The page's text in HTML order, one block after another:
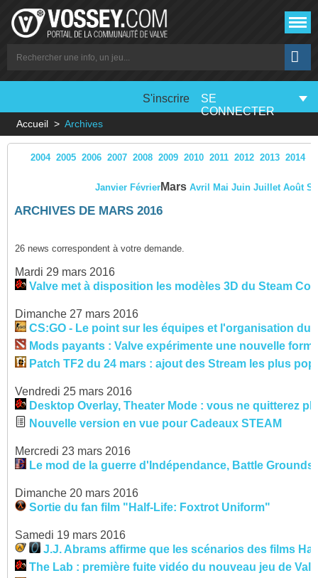
S'inscrire
SE
CONNECTER
Accueil Archives
2004 2005 2006 2007 2008 2009 2010 2011 2012 2013 2014
Janvier Février Mars Avril Mai Juin Juillet Août
ARCHIVES DE MARS 2016
26 news correspondent à votre demande.
Mardi 29 mars 2016
Valve met à disposition les modèles 3D du Steam
Dimanche 27 mars 2016
CS:GO - Le point sur les équipes et l'organisation du
Mods payants : Valve expérimente une nouvelle
Patch TF2 du 24 mars : ajout des Stream les plus
Vendredi 25 mars 2016
Desktop Overlay, Theater Mode : vous ne quitterez
Nouvelle version en vue pour Cadeaux STEAM
Mercredi 23 mars 2016
Le mod de la guerre d'Indépendance, Battle Grounds
Dimanche 20 mars 2016
Sortie du fan film "Half-Life: Foxtrot Uniform"
Samedi 19 mars 2016
J.J. Abrams affirme que les scénarios des films
The Lab : première fuite vidéo du nouveau jeu de